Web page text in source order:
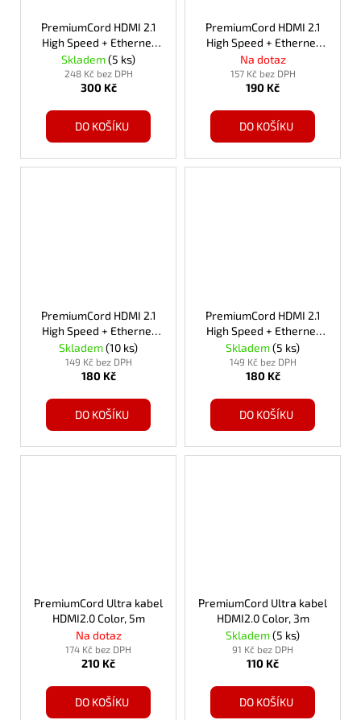
PremiumCord HDMI 2.1
High Speed + Ethernet
kabel 8K@60Hz,zlacené
3m
Skladem(5 ks)
248 Kč bez DPH
300 Kč
DO KOŠÍKU
PremiumCord HDMI 2.1
High Speed + Ethernet
kabel 8K@60Hz,zlacené
2m
Na dotaz
157 Kč bez DPH
190 Kč
DO KOŠÍKU
PremiumCord HDMI 2.1
High Speed + Ethernet
kabel 8K@60Hz,zlacené
1,5m
Skladem(10 ks)
149 Kč bez DPH
180 Kč
DO KOŠÍKU
PremiumCord HDMI 2.1
High Speed + Ethernet
kabel 8K@60Hz,zlacené
1m
Skladem(5 ks)
149 Kč bez DPH
180 Kč
DO KOŠÍKU
PremiumCord Ultra kabel
HDMI2.0 Color, 5m
Na dotaz
174 Kč bez DPH
210 Kč
DO KOŠÍKU
PremiumCord Ultra kabel
HDMI2.0 Color, 3m
Skladem(5 ks)
91 Kč bez DPH
110 Kč
DO KOŠÍKU